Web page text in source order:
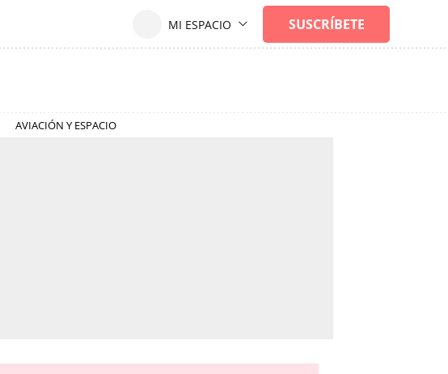
AVIACIÓN Y ESPACIO